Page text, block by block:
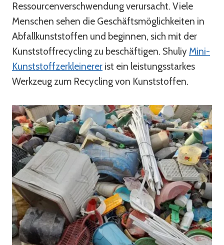
Ressourcenverschwendung verursacht. Viele
Menschen sehen die Geschäftsmöglichkeiten in
Abfallkunststoffen und beginnen, sich mit der
Kunststoffrecycling zu beschäftigen. Shuliy Mini-
Kunststoffzerkleinerer ist ein leistungsstarkes
Werkzeug zum Recycling von Kunststoffen.